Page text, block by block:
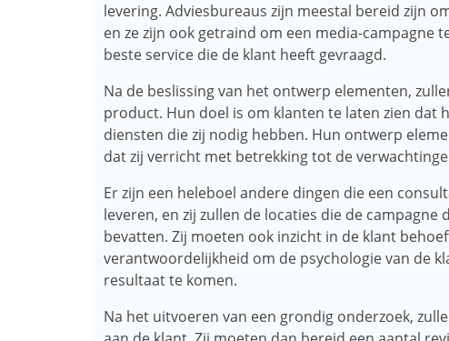
levering. Adviesbureaus zijn meestal bereid zijn
en ze zijn ook getraind om een ​​media-campagne
beste service die de klant heeft gevraagd.
Na de beslissing van het ontwerp elementen,
product. Hun doel is om klanten te laten zien dat
diensten die zij nodig hebben. Hun ontwerp
dat zij verricht met betrekking tot de
Er zijn een heleboel andere dingen die een
leveren, en zij zullen de locaties die de
bevatten. Zij moeten ook inzicht in de klant
verantwoordelijkheid om de psychologie van de
resultaat te komen.
Na het uitvoeren van een grondig onderzoek,